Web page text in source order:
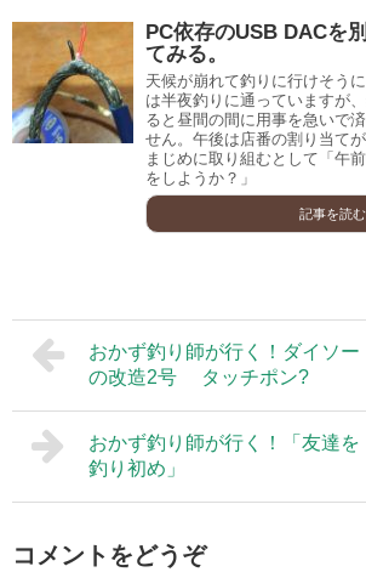
PC依存のUSB DACを
てみる。
天候が崩れて釣りに行けそう
は半夜釣りに通っていますが
ると昼間の間に用事を急いで
せん。午後は店番の割り当て
まじめに取り組むとして「午
をしようか？」
記事を読む
おかず釣り師が行く！ダイソー
の改造2号 タッチポン?
おかず釣り師が行く！「友達
釣り初め」
コメントをどうぞ